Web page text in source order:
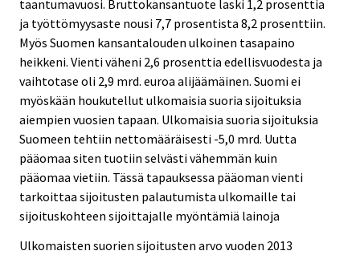
taantumavuosi. Bruttokansantuote laski 1,2 prosenttia
ja työttömyysaste nousi 7,7 prosentista 8,2 prosenttiin.
Myös Suomen kansantalouden ulkoinen tasapaino
heikkeni. Vienti väheni 2,6 prosenttia edellisvuodesta ja
vaihtotase oli 2,9 mrd. euroa alijäämäinen. Suomi ei
myöskään houkutellut ulkomaisia suoria sijoituksia
aiempien vuosien tapaan. Ulkomaisia suoria sijoituksia
Suomeen tehtiin nettomääräisesti ‑5,0 mrd. Uutta
pääomaa siten tuotiin selvästi vähemmän kuin
pääomaa vietiin. Tässä tapauksessa pääoman vienti
tarkoittaa sijoitusten palautumista ulkomaille tai
sijoituskohteen sijoittajalle myöntämiä lainoja
Ulkomaisten suorien sijoitusten arvo vuoden 2013